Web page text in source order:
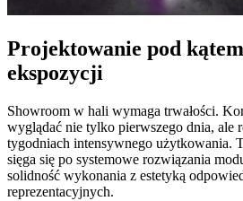
Projektowanie pod kątem
ekspozycji
Showroom w hali wymaga trwałości.
wyglądać nie tylko pierwszego dnia, ale
tygodniach intensywnego użytkowania.
sięga się po systemowe rozwiązania
solidność wykonania z estetyką
reprezentacyjnych.